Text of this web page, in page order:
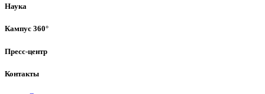
Наука
Кампус 360°
Пресс-центр
Контакты